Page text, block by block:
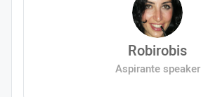
Robirobis
Aspirante speaker